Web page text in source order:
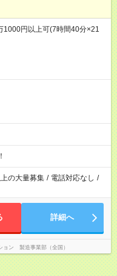
円以上可(7時間40分×21
の大量募集 / 電話対応なし /
詳細へ
ョン 製造事業部（全国）